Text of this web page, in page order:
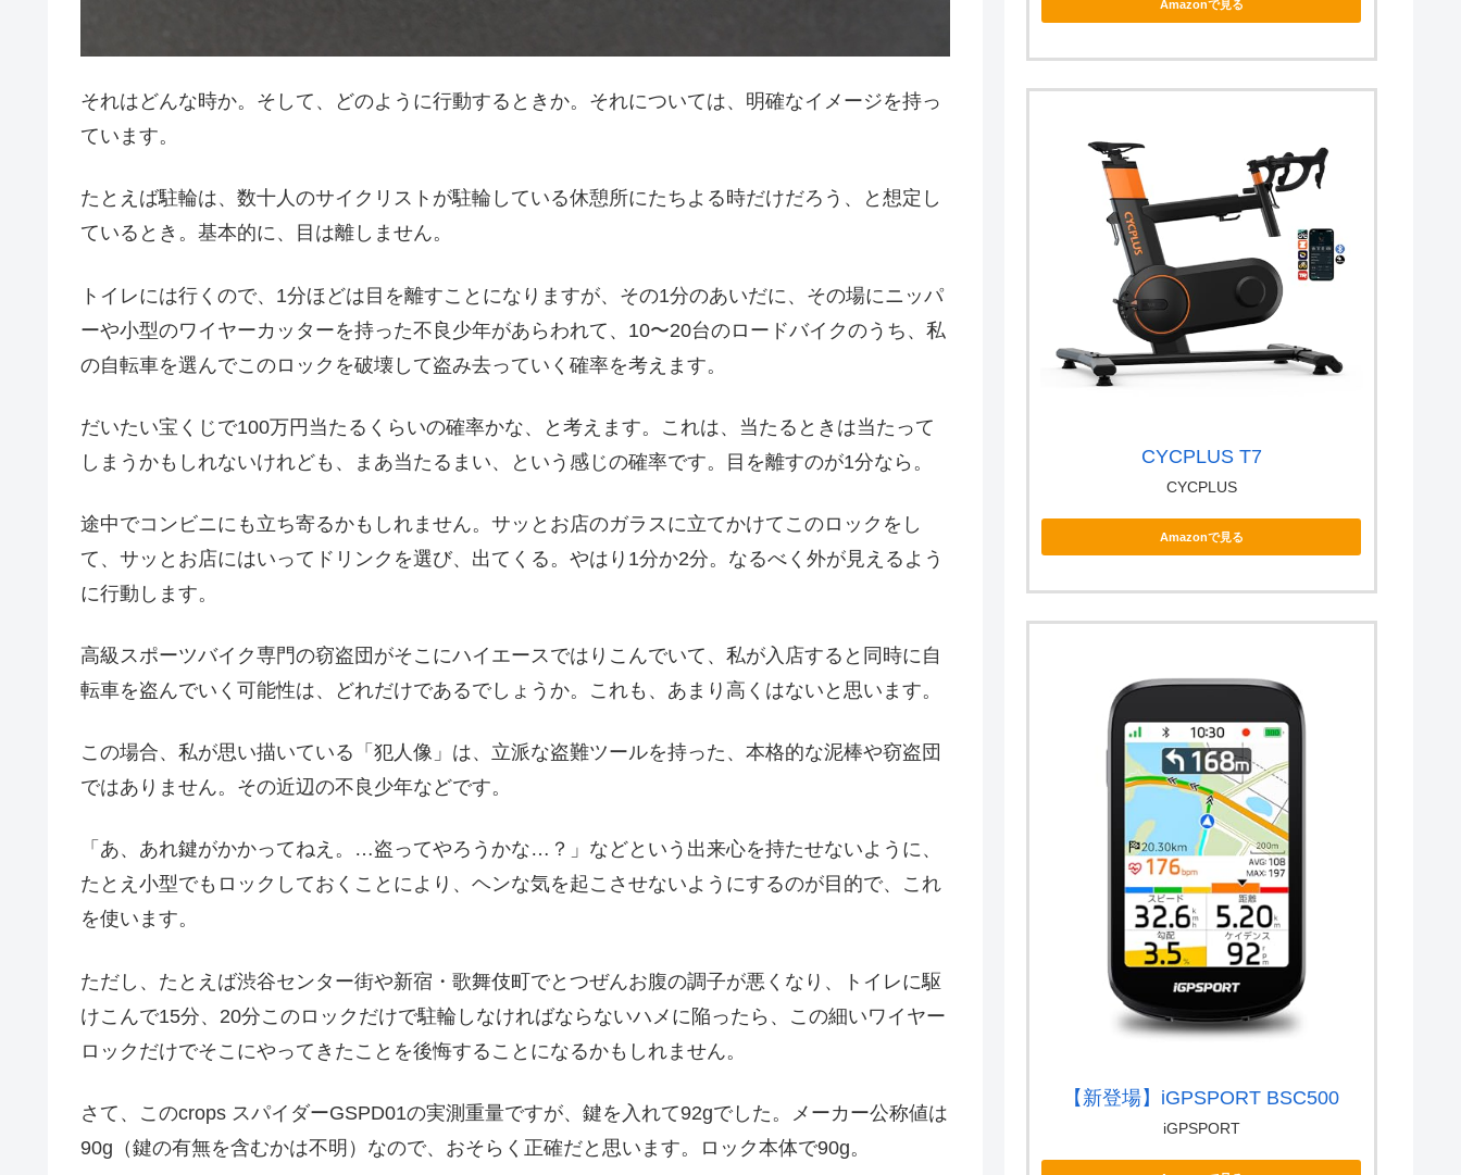
それはどんな時か。そして、どのように行動するときか。それについては、明確なイメージを持っ
ています。
たとえば駐輪は、数十人のサイクリストが駐輪している休憩所にたちよる時だけだろう、と想定し
ているとき。基本的に、目は離しません。
トイレには行くので、1分ほどは目を離すことになりますが、その1分のあいだに、その場にニッパ
ーや小型のワイヤーカッターを持った不良少年があらわれて、10〜20台のロードバイクのうち、私
の自転車を選んでこのロックを破壊して盗み去っていく確率を考えます。
だいたい宝くじで100万円当たるくらいの確率かな、と考えます。これは、当たるときは当たって
しまうかもしれないけれども、まあ当たるまい、という感じの確率です。目を離すのが1分なら。
途中でコンビニにも立ち寄るかもしれません。サッとお店のガラスに立てかけてこのロックをし
て、サッとお店にはいってドリンクを選び、出てくる。やはり1分か2分。なるべく外が見えるよう
に行動します。
高級スポーツバイク専門の窃盗団がそこにハイエースではりこんでいて、私が入店すると同時に自
転車を盗んでいく可能性は、どれだけであるでしょうか。これも、あまり高くはないと思います。
この場合、私が思い描いている「犯人像」は、立派な盗難ツールを持った、本格的な泥棒や窃盗団
ではありません。その近辺の不良少年などです。
「あ、あれ鍵がかかってねえ。…盗ってやろうかな…？」などという出来心を持たせないように、
たとえ小型でもロックしておくことにより、ヘンな気を起こさせないようにするのが目的で、これ
を使います。
ただし、たとえば渋谷センター街や新宿・歌舞伎町でとつぜんお腹の調子が悪くなり、トイレに駆
けこんで15分、20分このロックだけで駐輪しなければならないハメに陥ったら、この細いワイヤー
ロックだけでそこにやってきたことを後悔することになるかもしれません。
さて、このcrops スパイダーGSPD01の実測重量ですが、鍵を入れて92gでした。メーカー公称値は
90g（鍵の有無を含むかは不明）なので、おそらく正確だと思います。ロック本体で90g。
Amazonで見る
CYCPLUS T7
CYCPLUS
Amazonで見る
【新登場】iGPSPORT BSC500
iGPSPORT